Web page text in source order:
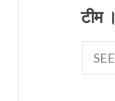
टीम